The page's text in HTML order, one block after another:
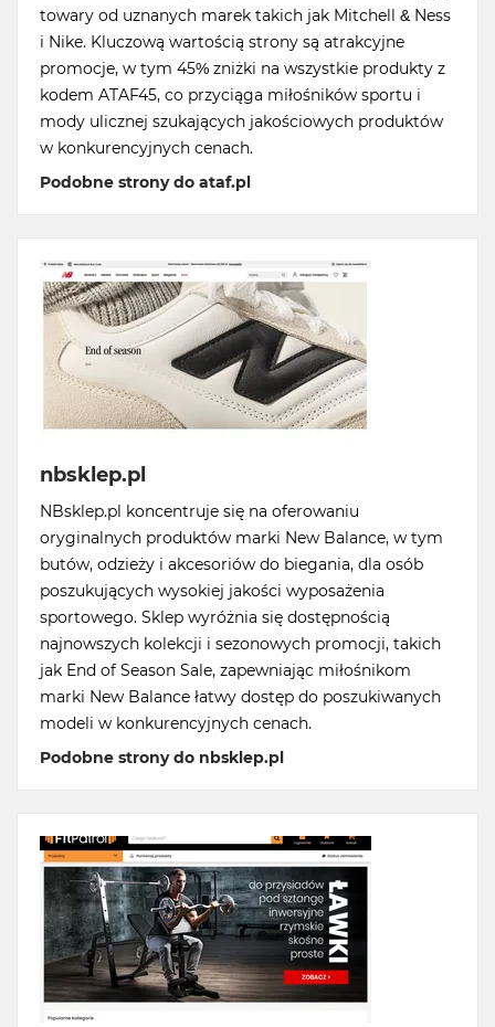
towary od uznanych marek takich jak Mitchell & Ness
i Nike. Kluczową wartością strony są atrakcyjne
promocje, w tym 45% zniżki na wszystkie produkty z
kodem ATAF45, co przyciąga miłośników sportu i
mody ulicznej szukających jakościowych produktów
w konkurencyjnych cenach.
Podobne strony do ataf.pl
nbsklep.pl
NBsklep.pl koncentruje się na oferowaniu
oryginalnych produktów marki New Balance, w tym
butów, odzieży i akcesoriów do biegania, dla osób
poszukujących wysokiej jakości wyposażenia
sportowego. Sklep wyróżnia się dostępnością
najnowszych kolekcji i sezonowych promocji, takich
jak End of Season Sale, zapewniając miłośnikom
marki New Balance łatwy dostęp do poszukiwanych
modeli w konkurencyjnych cenach.
Podobne strony do nbsklep.pl